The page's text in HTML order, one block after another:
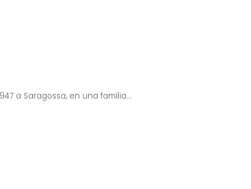
a Saragossa, en una família...